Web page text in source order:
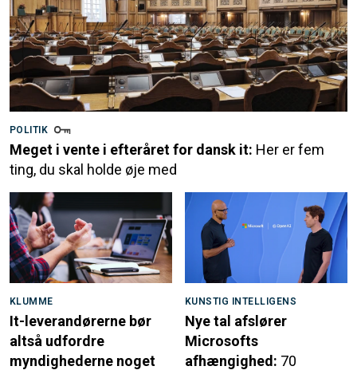
POLITIK
Meget i vente i efteråret for dansk it: Her er fem
ting, du skal holde øje med
KLUMME
It-leverandørerne bør
altså udfordre
myndighederne noget
KUNSTIG INTELLIGENS
Nye tal afslører
Microsofts
afhængighed: 70